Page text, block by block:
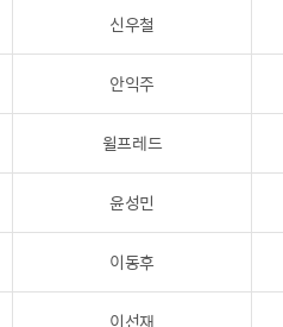
신우철
안익주
윌프레드
윤성민
이동후
이선재